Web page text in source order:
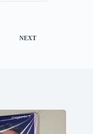
NEXT